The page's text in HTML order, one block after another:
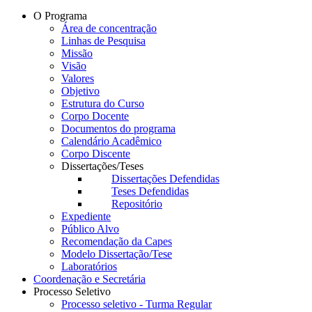
O Programa
Área de concentração
Linhas de Pesquisa
Missão
Visão
Valores
Objetivo
Estrutura do Curso
Corpo Docente
Documentos do programa
Calendário Acadêmico
Corpo Discente
Dissertações/Teses
Dissertações Defendidas
Teses Defendidas
Repositório
Expediente
Público Alvo
Recomendação da Capes
Modelo Dissertação/Tese
Laboratórios
Coordenação e Secretária
Processo Seletivo
Processo seletivo - Turma Regular